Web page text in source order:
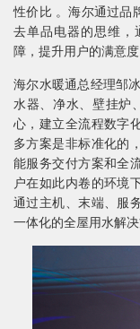
性价比 。海尔通过品
去单品电器的思维，
障，提升用户的满意度
海尔水暖通总经理邹
水器、净水、壁挂炉
心，建立全流程数字
多方案是非标准化的
能服务交付方案和全
户在如此内卷的环境
通过主机、末端、服
一体化的全屋用水解决